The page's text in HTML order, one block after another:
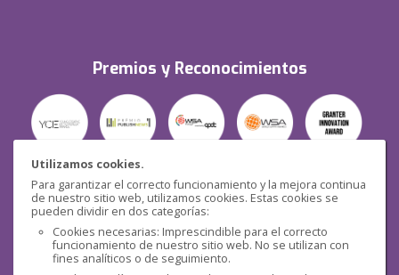
Utilizamos cookies.
Para garantizar el correcto funcionamiento y la mejora continua
de nuestro sitio web, utilizamos cookies. Estas cookies se
pueden dividir en dos categorías:
Cookies necesarias: Imprescindible para el correcto
funcionamiento de nuestro sitio web. No se utilizan con
fines analíticos o de seguimiento.
Premios y Reconocimientos
Seguridad